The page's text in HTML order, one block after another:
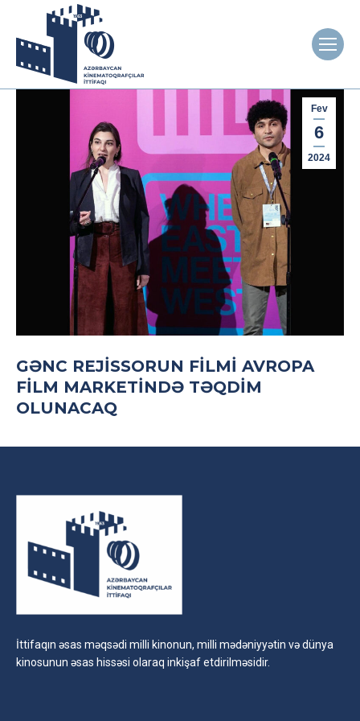
Fev
6
2024
GƏNC REJISSORUN FILMI AVROPA
FILM MARKETINDƏ TƏQDIM
OLUNACAQ
İttifaqın əsas məqsədi milli kinonun, milli mədəniyyətin və dünya
kinosunun əsas hissəsi olaraq inkişaf etdirilməsidir.